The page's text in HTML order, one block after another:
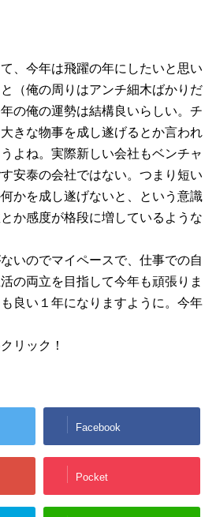
、今年は飛躍の年にしたいと思い
（俺の周りはアンチ細木ばかりだ
の俺の運勢は結構良いらしい。チ
きな物事を成し遂げるとか言われ
よね。実際新しい会社もベンチャ
安泰の会社ではない。つまり短い
かを成し遂げないと、という意識
か感度が格段に増しているような
いのでマイペースで、仕事での自
の両立を目指して今年も頑張りま
良い１年になりますように。今年
リック！
Facebook
Pocket